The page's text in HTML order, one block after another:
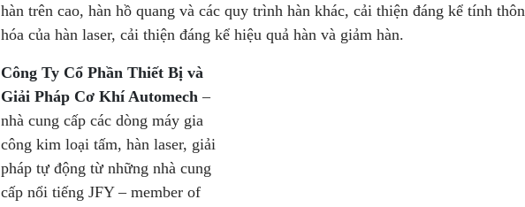
hàn trên cao, hàn hồ quang và các quy trình hàn khác, cải thiện đáng kể tính
hóa của hàn laser, cải thiện đáng kể hiệu quả hàn và giảm hàn.
Công Ty Cổ Phần Thiết Bị và
Giải Pháp Cơ Khí Automech –
nhà cung cấp các dòng máy gia
công kim loại tấm, hàn laser, giải
pháp tự động từ những nhà cung
cấp nổi tiếng JFY – member of